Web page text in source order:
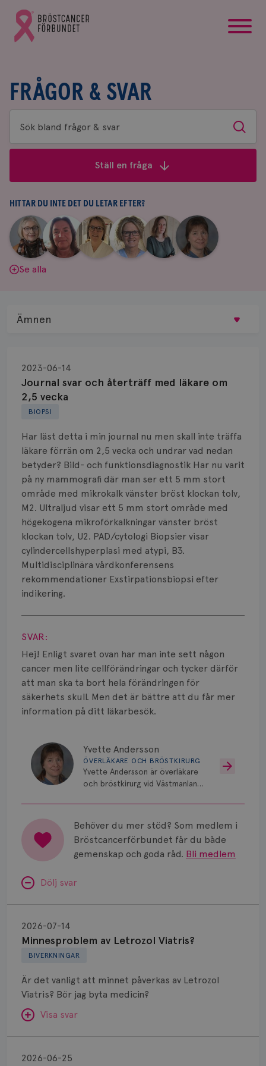
Gå
till
Bröstcancerförbundets
FRÅGOR & SVAR
Sök
bland
&
svar
Sök
Ställ en fråga
HITTAR DU INTE DET DU LETAR EFTER?
Aina
Johnsson
|
Anne
Andersson
Fredrika
Killander
|
Jeanette
Bäcklund
|
Maria
Edegran
|
Yvette
Andersson
Se alla
BIOPSI
Journal svar och återträff med läkare om
2,5 vecka
2023-06-14
Har läst detta i min journal nu men skall inte träffa
läkare förrän om 2,5 vecka och undrar vad nedan
betyder? Bild- och funktionsdiagnostik Har nu varit
på ny mammografi där man ser ett 5 mm stort
område med mikrokalk vänster bröst klockan tolv,
M2. Ultraljud visar ett 5 mm stort område med
högekogena mikroförkalkningar vänster bröst
klockan tolv, U2. PAD/cytologi Biopsier visar
cylindercellshyperplasi med atypi, B3.
Multidisciplinära vårdkonferensens
rekommendationer Exstirpationsbiopsi efter
indikering.
Visa svar
SVAR:
Hej! Enligt svaret ovan har man inte sett någon
cancer men lite cellförändringar och tycker därför
att man ska ta bort hela förändringen för
säkerhets skull. Men det är bättre att du får mer
information på ditt läkarbesök.
Yvette Andersson
ÖVERLÄKARE OCH BRÖSTKIRURG
Yvette Andersson är överläkare
och bröstkirurg vid Västmanlands
Behöver du mer stöd? Som medlem i
Bröstcancerförbundet får du både
gemenskap och goda råd. Bli medlem
Dölj svar
BIVERKNINGAR
Minnesproblem av Letrozol Viatris?
2026-07-14
Är det vanligt att minnet påverkas av Letrozol
Viatris? Bör jag byta medicin?
Visa svar
SVAR:
Letrozol
Viatris?
2026-06-25
kring
Ämnen
Biopsi
Biverkningar
Knöl
Läkemedel
Typ av bröstcancer
Smärta
Prognos
Risker
Spridd bröstcancer
Strålning
Vätska